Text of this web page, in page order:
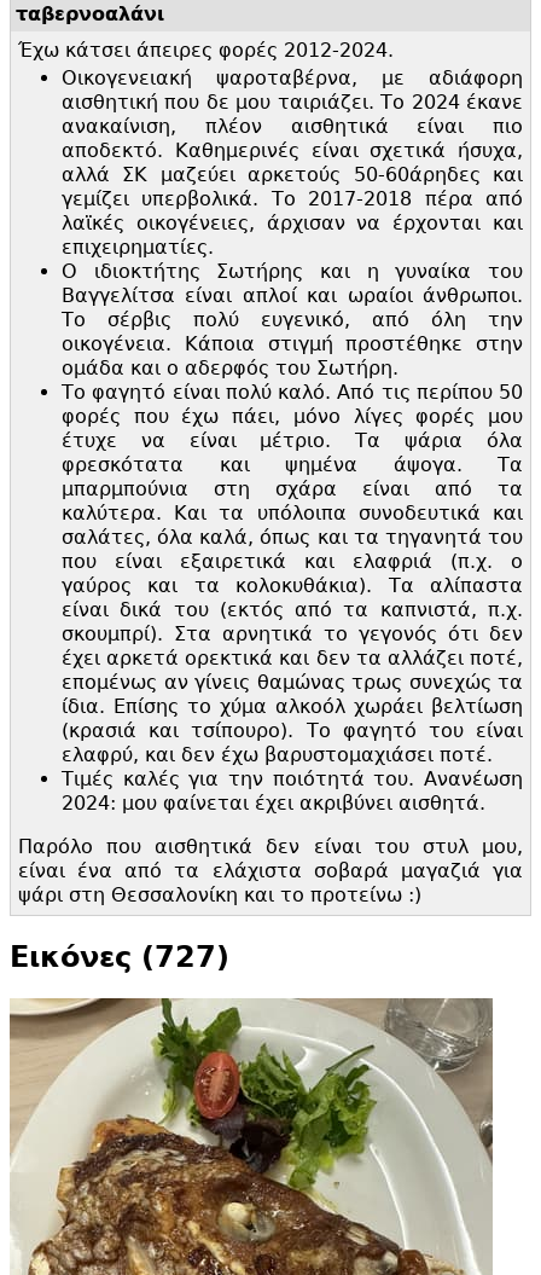
ταβερνοαλάνι
Έχω κάτσει άπειρες φορές 2012-2024.
Οικογενειακή ψαροταβέρνα, με αδιάφορη
αισθητική που δε μου ταιριάζει. Το 2024 έκανε
ανακαίνιση, πλέον αισθητικά είναι πιο
αποδεκτό. Καθημερινές είναι σχετικά ήσυχα,
αλλά ΣΚ μαζεύει αρκετούς 50-60άρηδες και
γεμίζει υπερβολικά. Το 2017-2018 πέρα από
λαϊκές οικογένειες, άρχισαν να έρχονται και
επιχειρηματίες.
Ο ιδιοκτήτης Σωτήρης και η γυναίκα του
Βαγγελίτσα είναι απλοί και ωραίοι άνθρωποι.
Το σέρβις πολύ ευγενικό, από όλη την
οικογένεια. Κάποια στιγμή προστέθηκε στην
ομάδα και ο αδερφός του Σωτήρη.
Το φαγητό είναι πολύ καλό. Από τις περίπου 50
φορές που έχω πάει, μόνο λίγες φορές μου
έτυχε να είναι μέτριο. Τα ψάρια όλα
φρεσκότατα και ψημένα άψογα. Τα
μπαρμπούνια στη σχάρα είναι από τα
καλύτερα. Και τα υπόλοιπα συνοδευτικά και
σαλάτες, όλα καλά, όπως και τα τηγανητά του
που είναι εξαιρετικά και ελαφριά (π.χ. ο
γαύρος και τα κολοκυθάκια). Τα αλίπαστα
είναι δικά του (εκτός από τα καπνιστά, π.χ.
σκουμπρί). Στα αρνητικά το γεγονός ότι δεν
έχει αρκετά ορεκτικά και δεν τα αλλάζει ποτέ,
επομένως αν γίνεις θαμώνας τρως συνεχώς τα
ίδια. Επίσης το χύμα αλκοόλ χωράει βελτίωση
(κρασιά και τσίπουρο). Το φαγητό του είναι
ελαφρύ, και δεν έχω βαρυστομαχιάσει ποτέ.
Τιμές καλές για την ποιότητά του. Ανανέωση
2024: μου φαίνεται έχει ακριβύνει αισθητά.
Παρόλο που αισθητικά δεν είναι του στυλ μου,
είναι ένα από τα ελάχιστα σοβαρά μαγαζιά για
ψάρι στη Θεσσαλονίκη και το προτείνω :)
Εικόνες (727)